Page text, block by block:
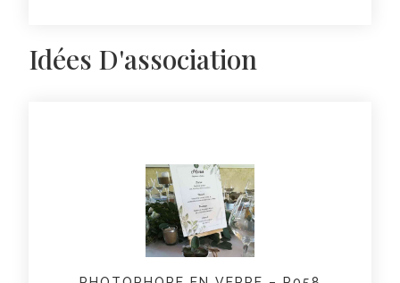
Idées D'association